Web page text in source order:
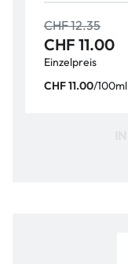
CHF 12.35
CHF 11.00
Einzelpreis
CHF 11.00/100ml